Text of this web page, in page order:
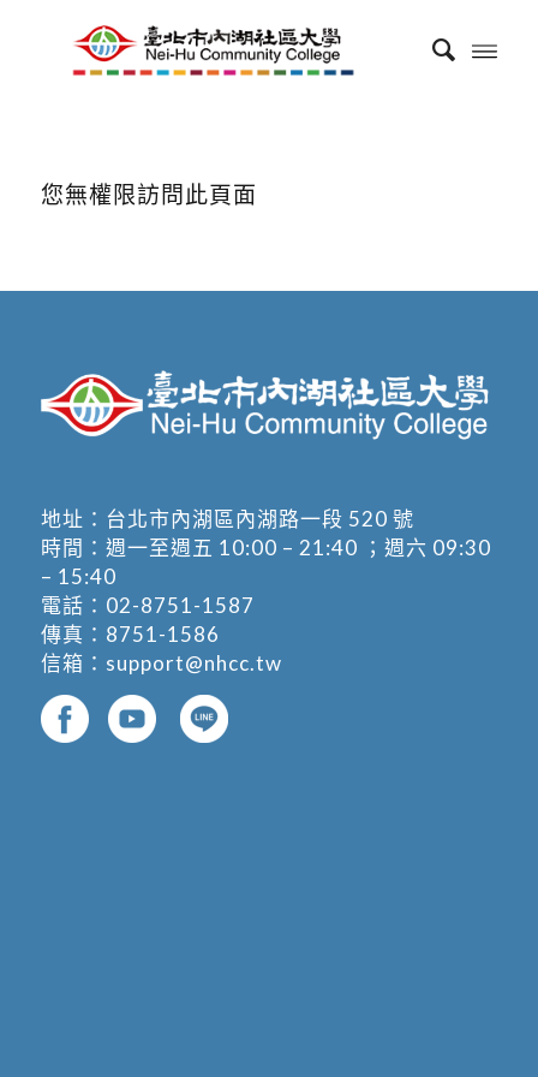
您無權限訪問此頁面
地址： 台北市內湖區內湖路一段 520 號
時間：週一至週五 10:00 – 21:40 ；週六 09:30
– 15:40
電話： 02-8751-1587
傳真：8751-1586
信箱： support@nhcc.tw